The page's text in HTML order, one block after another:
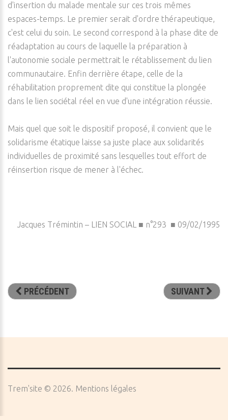
d'insertion du malade mentale sur ces trois mêmes
espaces-temps. Le premier serait d'ordre thérapeutique,
c'est celui du soin. Le second correspond à la phase dite de
réadaptation au cours de laquelle la préparation à
l'autonomie sociale permettrait le rétablissement du lien
communautaire. Enfin derrière étape, celle de la
réhabilitation proprement dite qui constitue la plongée
dans le lien sociétal réel en vue d'une intégration réussie.
Mais quel que soit le dispositif proposé, il convient que le
solidarisme étatique laisse sa juste place aux solidarités
individuelles de proximité sans lesquelles tout effort de
réinsertion risque de mener à l'échec.
Jacques Trémintin – LIEN SOCIAL ■ n°293 ■ 09/02/1995
PRÉCÉDENT SUIVANT
Trem'site © 2026 Mentions légales